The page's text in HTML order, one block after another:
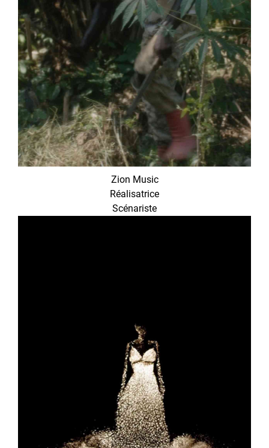
Zion Music
Réalisatrice
Scénariste